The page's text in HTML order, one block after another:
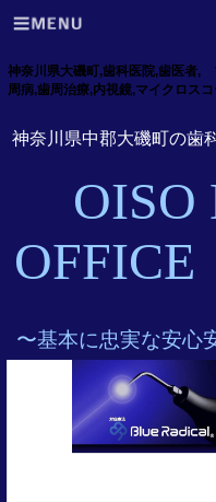
神奈川県大磯町,歯科医院,歯医者,
周病,歯周治療,内視鏡,マイクロス
神奈川県中郡大磯町の歯
OISO
OFFICE
〜基本に忠実な安心